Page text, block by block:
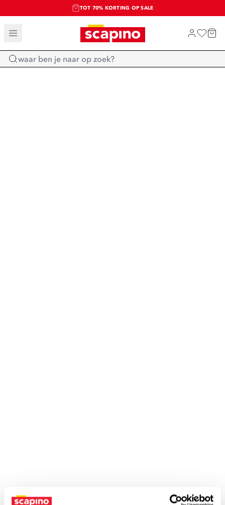
TOT 70% KORTING OP SALE
SALE: LAATSTE KANS!
SHOP NIEUW
Home